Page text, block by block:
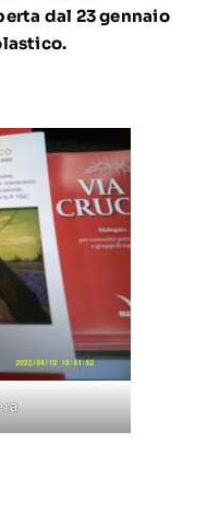
dal 23 gennaio